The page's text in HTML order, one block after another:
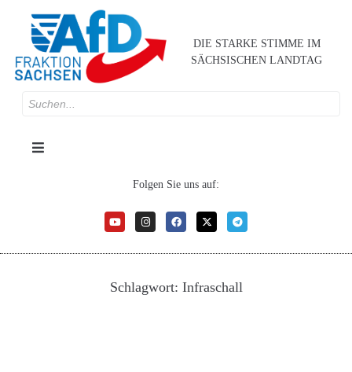
DIE STARKE STIMME IM
SÄCHSISCHEN LANDTAG
Folgen Sie uns auf:
Schlagwort: Infraschall